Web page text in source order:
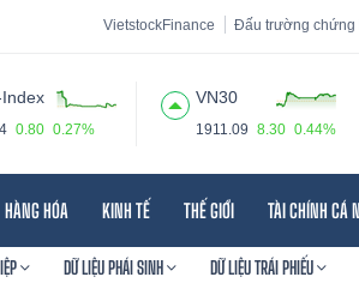
VietstockFinance Đấu trường chứng
0.80 0.27%
VN30
1911.09 8.30 0.44%
HÀNG HÓA KINH TẾ THẾ GIỚI TÀI CHÍNH CÁ
DỮ LIỆU PHÁI SINH DỮ LIỆU TRÁI PHIẾU